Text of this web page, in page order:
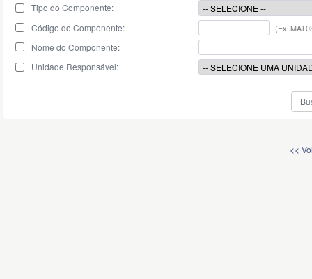
Tipo do Componente:
Código do Componente:
(Ex.
Nome do Componente:
Unidade Responsável:
<<